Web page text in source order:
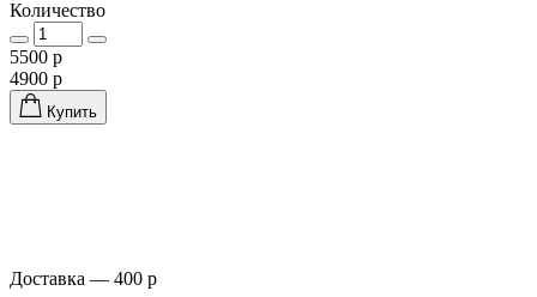
Количество
5500 р
4900 р
Купить
Доставка — 400 р